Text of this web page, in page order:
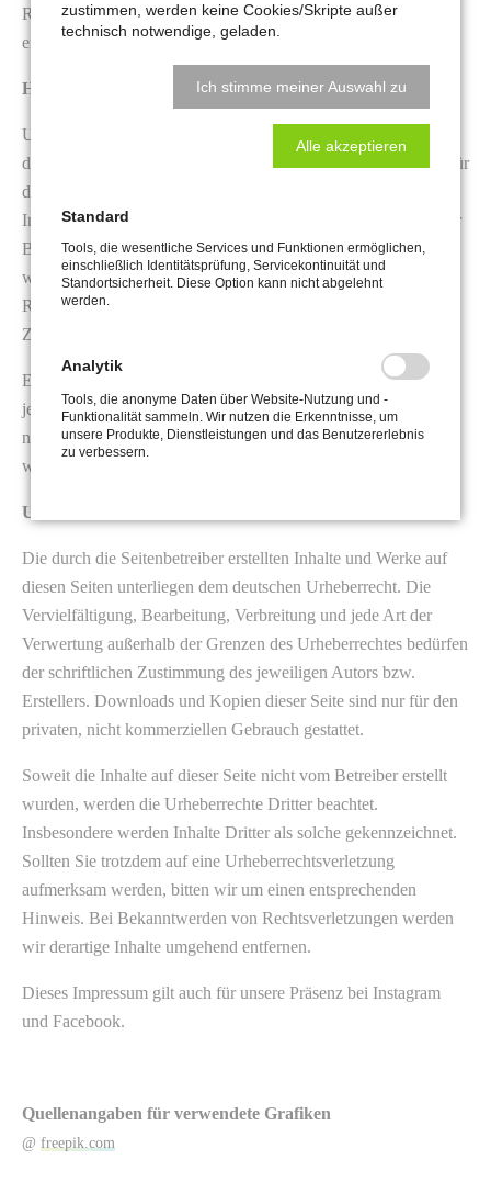
Rechtsverletzungen werden wir diese Inhalte umgehend
entfernen.
Haftung für Links
Unser Angebot enthält Links zu externen Websites Dritter, auf
deren Inhalte wir keinen Einfluss haben. Deshalb können wir für
diese fremden Inhalte auch keine Gewähr übernehmen. Für die
Inhalte der verlinkten Seiten ist stets der jeweilige Anbieter oder
Betreiber der Seiten verantwortlich. Die verlinkten Seiten
wurden zum Zeitpunkt der Verlinkung auf mögliche
Rechtsverstöße überprüft. Rechtswidrige Inhalte waren zum
Zeitpunkt der Verlinkung nicht erkennbar.
Eine permanente inhaltliche Kontrolle der verlinkten Seiten ist
jedoch ohne konkrete Anhaltspunkte einer Rechtsverletzung
nicht zumutbar. Bei Bekanntwerden von Rechtsverletzungen
werden wir derartige Links umgehend entfernen.
Urheberrecht
Die durch die Seitenbetreiber erstellten Inhalte und Werke auf
diesen Seiten unterliegen dem deutschen Urheberrecht. Die
Vervielfältigung, Bearbeitung, Verbreitung und jede Art der
Verwertung außerhalb der Grenzen des Urheberrechtes bedürfen
der schriftlichen Zustimmung des jeweiligen Autors bzw.
Erstellers. Downloads und Kopien dieser Seite sind nur für den
privaten, nicht kommerziellen Gebrauch gestattet.
Soweit die Inhalte auf dieser Seite nicht vom Betreiber erstellt
wurden, werden die Urheberrechte Dritter beachtet.
Insbesondere werden Inhalte Dritter als solche gekennzeichnet.
Sollten Sie trotzdem auf eine Urheberrechtsverletzung
aufmerksam werden, bitten wir um einen entsprechenden
Hinweis. Bei Bekanntwerden von Rechtsverletzungen werden
wir derartige Inhalte umgehend entfernen.
Dieses Impressum gilt auch für unsere Präsenz bei Instagram
und Facebook.
Quellenangaben für verwendete Grafiken
@ freepik.com
zustimmen, werden keine Cookies/Skripte außer
technisch notwendige, geladen.
Ich stimme meiner Auswahl zu
Alle akzeptieren
Standard
Tools, die wesentliche Services und Funktionen ermöglichen,
einschließlich Identitätsprüfung, Servicekontinuität und
Standortsicherheit. Diese Option kann nicht abgelehnt
werden.
Analytik
Tools, die anonyme Daten über Website-Nutzung und -
Funktionalität sammeln. Wir nutzen die Erkenntnisse, um
unsere Produkte, Dienstleistungen und das Benutzererlebnis
zu verbessern.